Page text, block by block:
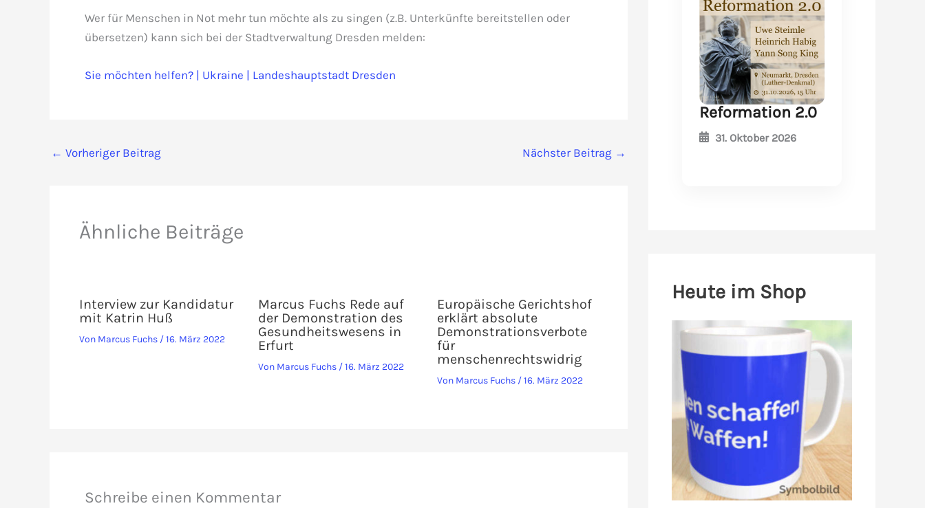
Wer für Menschen in Not mehr tun möchte als zu singen (z.B. Unterkünfte bereitstellen oder
übersetzen) kann sich bei der Stadtverwaltung Dresden melden:
Sie möchten helfen? | Ukraine | Landeshauptstadt Dresden
← Vorheriger Beitrag Nächster Beitrag →
Ähnliche Beiträge
Interview zur Kandidatur
mit Katrin Huß
Von Marcus Fuchs /16. März 2022
Marcus Fuchs Rede auf
der Demonstration des
Gesundheitswesens in
Erfurt
Von Marcus Fuchs /16. März 2022
Europäische Gerichtshof
erklärt absolute
Demonstrationsverbote
für
menschenrechtswidrig
Von Marcus Fuchs /16. März 2022
Schreibe einen Kommentar
Reformation 2.0
31. Oktober 2026
Heute im Shop